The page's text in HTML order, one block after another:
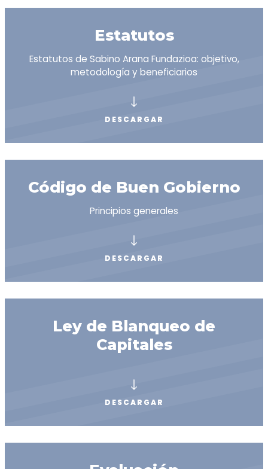
Estatutos
Estatutos de Sabino Arana Fundazioa: objetivo,
metodología y beneficiarios
DESCARGAR
Código de Buen Gobierno
Principios generales
DESCARGAR
Ley de Blanqueo de
Capitales
DESCARGAR